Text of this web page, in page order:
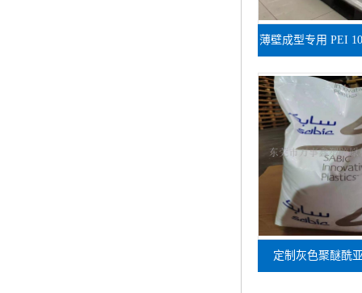
薄壁成型专用 PEI
复杂型腔
定制灰色聚醚酰